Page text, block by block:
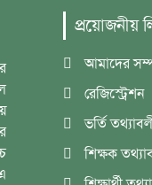
প্রয়োজনীয়
আমাদের
রেজিস্ট্রেশন
ভর্তি
শিক্ষক